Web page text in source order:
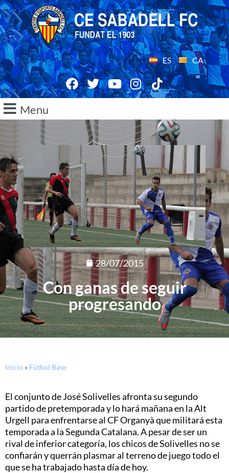
ES CA
Menu
28/07/2015
Con ganas de seguir
progresando
Inicio » Fútbol Base
El conjunto de José Solivelles afronta su segundo
partido de pretemporada y lo hará mañana en la Alt
Urgell para enfrentarse al CF Organyà que militará esta
temporada a la Segunda Catalana. A pesar de ser un
rival de inferior categoría, los chicos de Solivelles no se
confiarán y querrán plasmar al terreno de juego todo el
que se ha trabajado hasta día de hoy.